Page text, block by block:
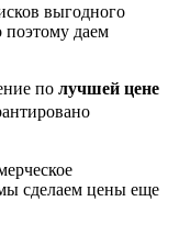
выгодного
даем
по лучшей цене
сделаем цены еще